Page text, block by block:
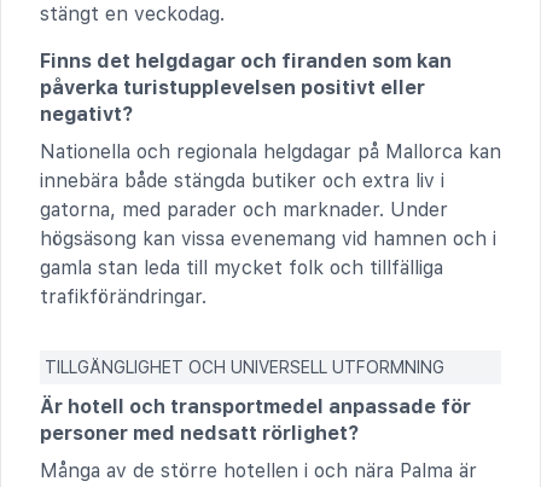
stängt en veckodag.
Finns det helgdagar och firanden som kan
påverka turistupplevelsen positivt eller
negativt?
Nationella och regionala helgdagar på Mallorca kan
innebära både stängda butiker och extra liv i
gatorna, med parader och marknader. Under
högsäsong kan vissa evenemang vid hamnen och i
gamla stan leda till mycket folk och tillfälliga
trafikförändringar.
TILLGÄNGLIGHET OCH UNIVERSELL UTFORMNING
Är hotell och transportmedel anpassade för
personer med nedsatt rörlighet?
Många av de större hotellen i och nära Palma är